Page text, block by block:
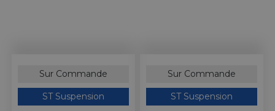
Sur Commande
ST Suspension
Sur Commande
ST Suspension